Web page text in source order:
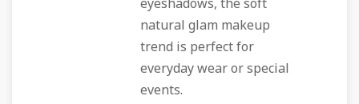
eyeshadows, the soft
natural glam makeup
trend is perfect for
everyday wear or special
events.